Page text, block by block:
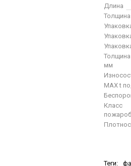
Длина
Толщина
мм
MAX t
Класс
Теги: